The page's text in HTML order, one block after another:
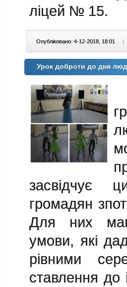
ліцей № 15.
Опубліковано: 4-12-2018, 18:01 |
Урок доброти до дня
засвідчує
громадян
Для них
умови, які
рівними
ставлення до